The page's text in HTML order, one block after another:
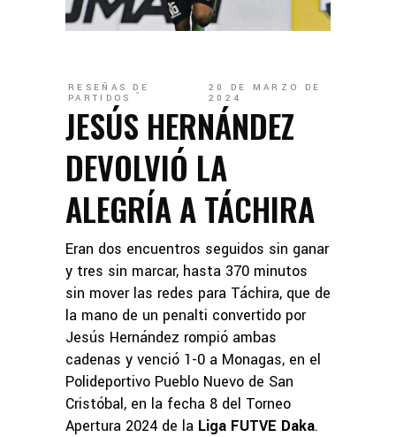
RESEÑAS DE
PARTIDOS
20 DE MARZO DE
2024
JESÚS HERNÁNDEZ
DEVOLVIÓ LA
ALEGRÍA A TÁCHIRA
Eran dos encuentros seguidos sin ganar
y tres sin marcar, hasta 370 minutos
sin mover las redes para Táchira, que de
la mano de un penalti convertido por
Jesús Hernández rompió ambas
cadenas y venció 1-0 a Monagas, en el
Polideportivo Pueblo Nuevo de San
Cristóbal, en la fecha 8 del Torneo
Apertura 2024 de la Liga FUTVE Daka.